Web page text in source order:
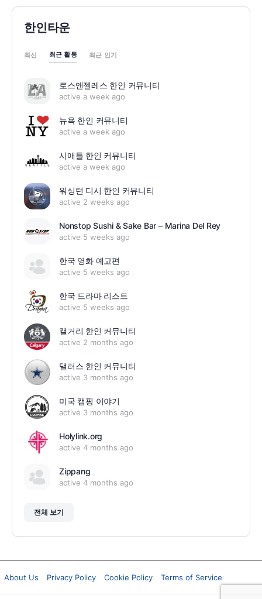
한인타운
최신 최근 활동 최근 인기
로스앤젤레스 한인 커뮤니티
active a week ago
뉴욕 한인 커뮤니티
active a week ago
시애틀 한인 커뮤니티
active a week ago
워싱턴 디시 한인 커뮤니티
active 2 weeks ago
Nonstop Sushi & Sake Bar – Marina Del Rey
active 5 weeks ago
한국 영화 예고편
active 5 weeks ago
한국 드라마 리스트
active 5 weeks ago
캘거리 한인 커뮤니티
active 2 months ago
댈러스 한인 커뮤니티
active 3 months ago
미국 캠핑 이야기
active 3 months ago
Holylink.org
active 4 months ago
Zippang
active 4 months ago
전체 보기
About Us Privacy Policy Cookie Policy Terms of Service